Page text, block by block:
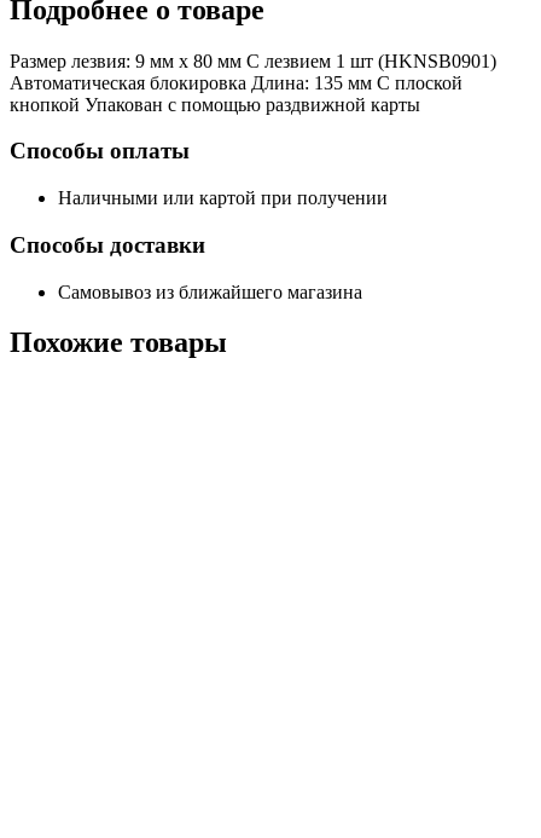
Подробнее о товаре
Размер лезвия: 9 мм x 80 мм С лезвием 1 шт (HKNSB0901)
Автоматическая блокировка Длина: 135 мм С плоской
кнопкой Упакован с помощью раздвижной карты
Способы оплаты
Наличными или картой при получении
Способы доставки
Самовывоз из ближайшего магазина
Похожие товары